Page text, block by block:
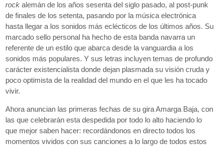
rockalemán de los años sesenta del siglo pasado, al post-punk
de finales de los setenta, pasando por la música electrónica
hasta llegar a los sonidos más eclécticos de los últimos años. Su
marcado sello personal ha hecho de esta banda navarra un
referente de un estilo que abarca desde la vanguardia a los
sonidos más populares. Y sus letras incluyen temas de profundo
carácter existencialista donde dejan plasmada su visión cruda y
poco optimista de la realidad del mundo en el que les ha tocado
vivir.
Ahora anuncian las primeras fechas de su gira Amarga Baja, con
las que celebrarán esta despedida por todo lo alto haciendo lo
que mejor saben hacer: recordándonos en directo todos los
momentos vividos con sus canciones a lo largo de todos estos